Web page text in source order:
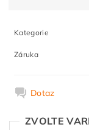
Kategorie
Záruka
Dotaz
ZVOLTE